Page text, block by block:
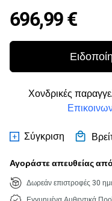
696,99 €
Χονδρικές
Σύγκριση
Αγοράστε απευθείας
Δωρεάν επιστροφές 30